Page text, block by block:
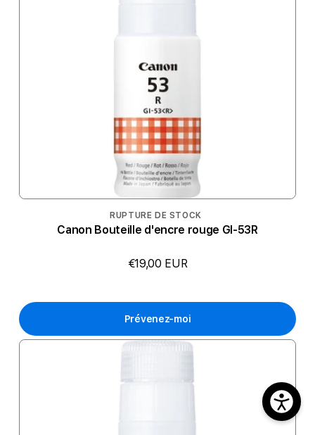
RUPTURE DE STOCK
Canon Bouteille d'encre rouge GI-53R
€19,00 EUR
Prévenez-moi